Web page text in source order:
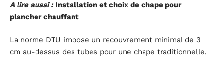
A lire aussi : Installation et choix de chape pour
plancher chauffant
La norme DTU impose un recouvrement minimal de 3
cm au-dessus des tubes pour une chape traditionnelle.